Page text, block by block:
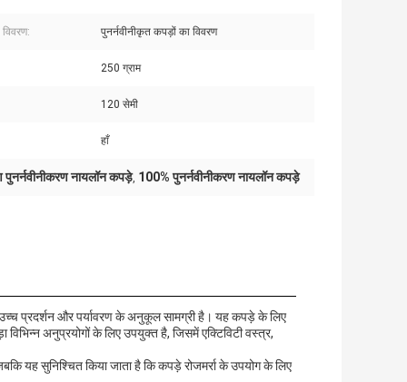
पुनर्नवीनीकृत कपड़ों का विवरण
250 ग्राम
120 सेमी
हाँ
पुनर्नवीनीकरण नायलॉन कपड़े, 100% पुनर्नवीनीकरण नायलॉन कपड़े
प्रदर्शन और पर्यावरण के अनुकूल सामग्री है। यह कपड़े के लिए
अनुप्रयोगों के लिए उपयुक्त है, जिसमें एक्टिविटी वस्त्र,
यह सुनिश्चित किया जाता है कि कपड़े रोजमर्रा के उपयोग के लिए